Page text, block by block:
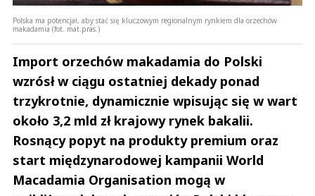
Polska ma potencjał, aby stać się kluczowym regionalnym rynkiem dla orzechów
makadamia (fot. mat.pras.)
Import orzechów makadamia do Polski
wzrósł w ciągu ostatniej dekady ponad
trzykrotnie, dynamicznie wpisując się w wart
około 3,2 mld zł krajowy rynek bakalii.
Rosnący popyt na produkty premium oraz
start międzynarodowej kampanii World
Macadamia Organisation mogą w